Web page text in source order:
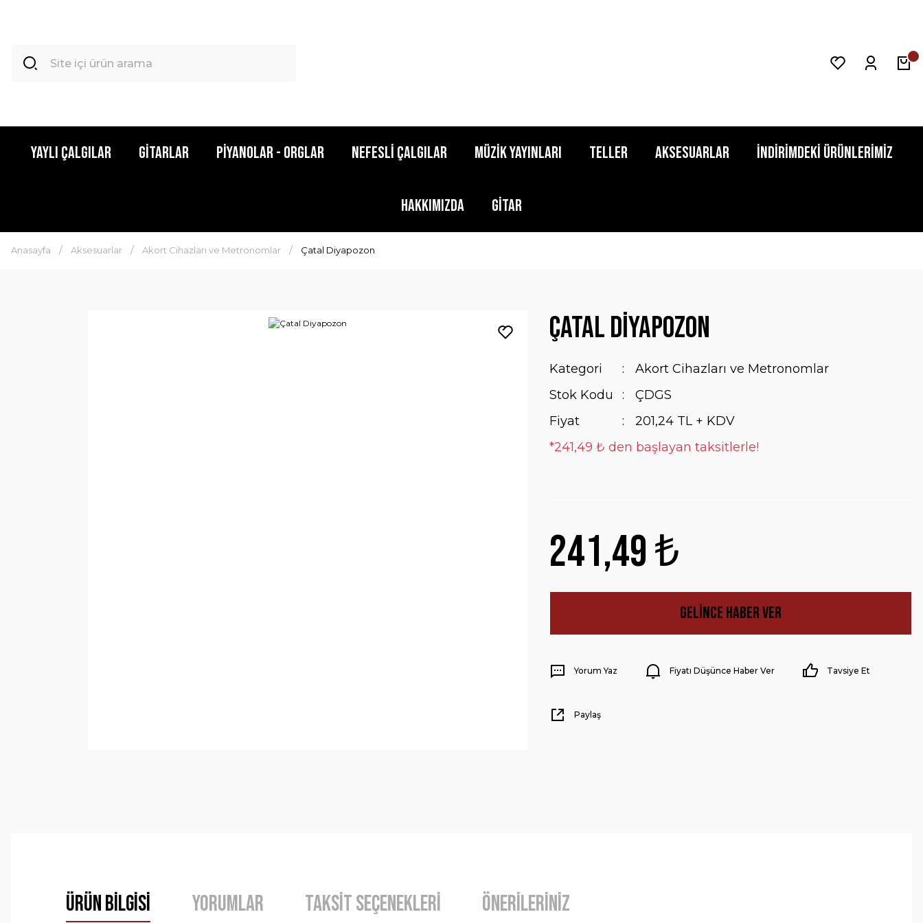
Yaylı Çalgılar Gitarlar Piyanolar - Orglar Nefesli Çalgılar Müzik Yayınları Teller Aksesuarlar İndirimdeki Ürünlerimiz
Hakkımızda Gitar
Anasayfa Aksesuarlar Akort Cihazları ve Metronomlar Çatal Diyapozon
Çatal Diyapozon
Kategori
Akort Cihazları ve Metronomlar
Stok Kodu
ÇDGS
Fiyat
201,24 TL + KDV
*241,49 ₺ den başlayan taksitlerle!
241,49 ₺
Gelince Haber Ver
Yorum Yaz Fiyatı Düşünce Haber Ver Tavsiye Et
Paylaş
Ürün Bilgisi Yorumlar Taksit Seçenekleri Önerileriniz